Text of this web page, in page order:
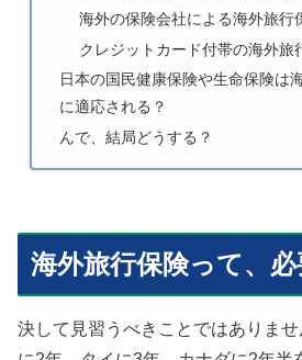
海外の保険会社による海外旅行
クレジットカード付帯の海外旅
日本の国民健康保険や生命保険は
に適応される？
んで、結局どうする？
海外旅行保険って、必
決して見習うべきことではありま